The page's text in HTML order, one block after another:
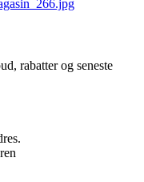
rabatter og seneste